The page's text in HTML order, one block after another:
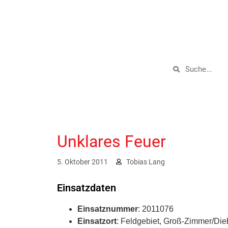
Unklares Feuer
5. Oktober 2011 Tobias Lang
Einsatzdaten
Einsatznummer: 2011076
Einsatzort: Feldgebiet, Groß-Zimmer/